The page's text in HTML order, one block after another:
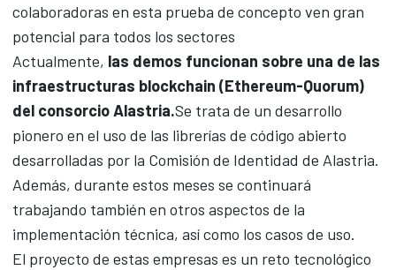
colaboradoras en esta prueba de concepto ven gran
potencial para todos los sectores
Actualmente, las demos funcionan sobre una de las
infraestructuras blockchain (Ethereum-Quorum)
del consorcio Alastria.Se trata de un desarrollo
pionero en el uso de las librerías de código abierto
desarrolladas por la Comisión de Identidad de Alastria.
Además, durante estos meses se continuará
trabajando también en otros aspectos de la
implementación técnica, así como los casos de uso.
El proyecto de estas empresas es un reto tecnológico